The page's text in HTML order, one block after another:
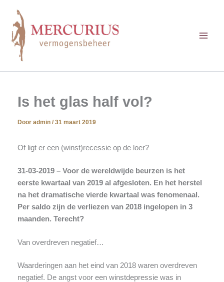
inhoud
Is het glas half vol?
Door admin / 31 maart 2019
Of ligt er een (winst)recessie op de loer?
31-03-2019 – Voor de wereldwijde beurzen is het
eerste kwartaal van 2019 al afgesloten. En het herstel
na het dramatische vierde kwartaal was fenomenaal.
Per saldo zijn de verliezen van 2018 ingelopen in 3
maanden. Terecht?
Van overdreven negatief…
Waarderingen aan het eind van 2018 waren overdreven
negatief. De angst voor een winstdepressie was in